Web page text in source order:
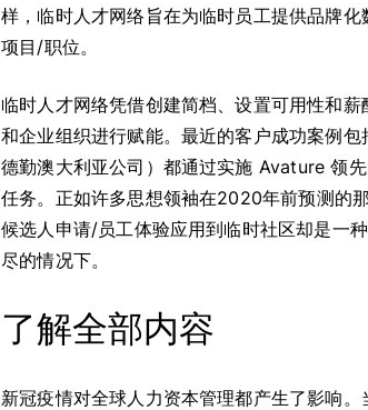
样，临时人才网络旨在为临时员工提供品牌
项目/职位。
临时人才网络凭借创建简档、设置可用性和
和企业组织进行赋能。最近的客户成功案例包
德勤澳大利亚公司）都通过实施 Avature 领
任务。正如许多思想领袖在2020年前预测的
候选人申请/员工体验应用到临时社区却是一
尽的情况下。
了解全部内容
新冠疫情对全球人力资本管理都产生了影响